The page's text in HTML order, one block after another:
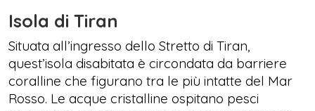
Isola di Tiran
Situata all’ingresso dello Stretto di Tiran,
quest’isola disabitata è circondata da barriere
coralline che figurano tra le più intatte del Mar
Rosso. Le acque cristalline ospitano pesci